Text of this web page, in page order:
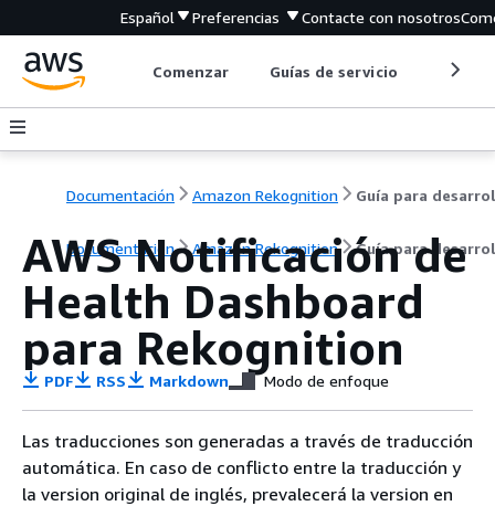
Español Preferencias Contacte con nosotros
Comenzar Guías de servicio
Documentación Amazon Rekognition
Documentación Amazon Rekognition Guía para
AWS Notificación de
Health Dashboard
para Rekognition
PDF RSS Markdown Modo de enfoque
Las traducciones son generadas a través de traducción
automática. En caso de conflicto entre la traducción y
la version original de inglés, prevalecerá la version en